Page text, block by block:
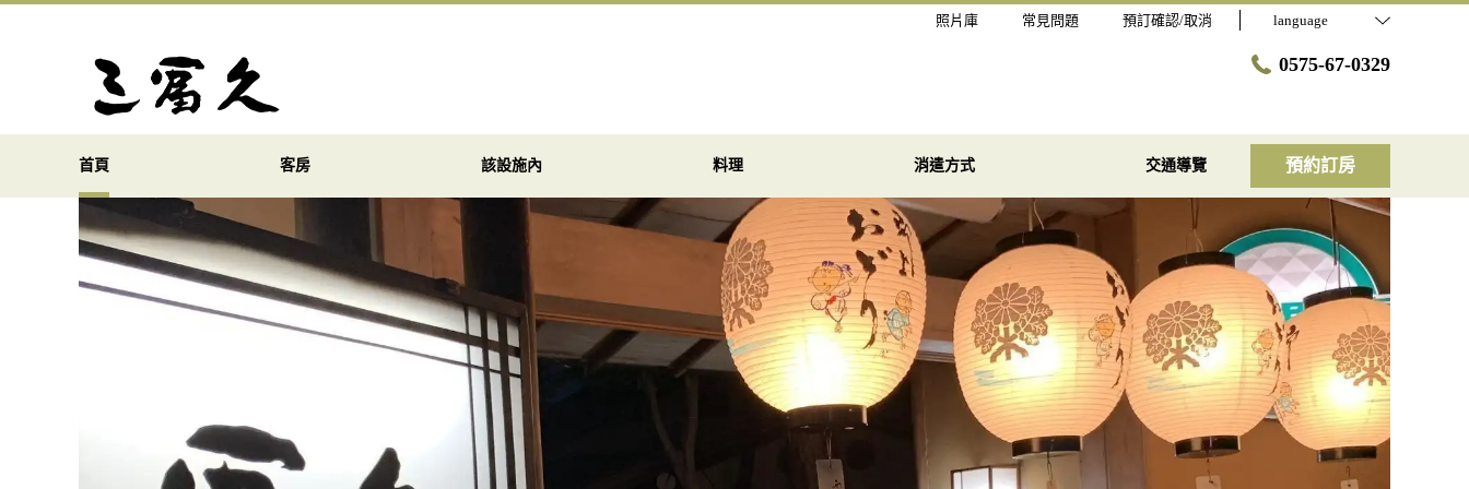
照片庫 常見問題 預訂確認/取消 language
0575-67-0329
首頁 客房 該設施內 料理 消遣方式 交通導覽 預約訂房